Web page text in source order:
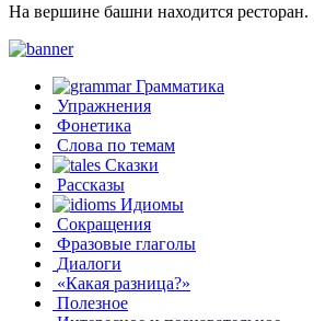
На вершине башни находится ресторан.
Грамматика
Упражнения
Фонетика
Слова по темам
Сказки
Рассказы
Идиомы
Сокращения
Фразовые глаголы
Диалоги
«Какая разница?»
Полезное